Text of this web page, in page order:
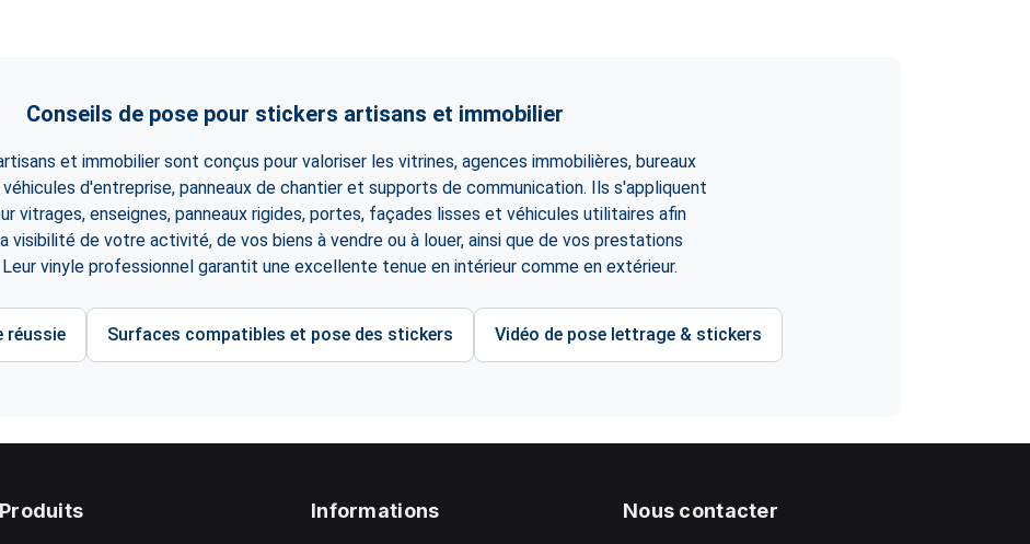
Conseils de pose pour stickers artisans et immobilier
et immobilier sont conçus pour valoriser les vitrines, agences immobilières, bureaux
d'entreprise, panneaux de chantier et supports de communication. Ils s'appliquent
vitrages, enseignes, panneaux rigides, portes, façades lisses et véhicules utilitaires afin
visibilité de votre activité, de vos biens à vendre ou à louer, ainsi que de vos prestations
vinyle professionnel garantit une excellente tenue en intérieur comme en extérieur.
réussie Surfaces compatibles et pose des stickers Vidéo de pose lettrage & stickers
Produits Informations Nous contacter